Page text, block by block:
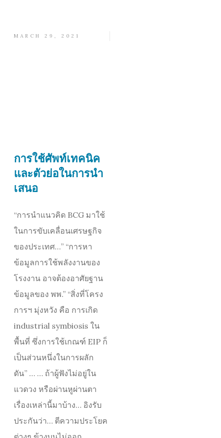
MARCH 29, 2021
การใช้ศัพท์เทคนิค
และตัวย่อในการนำ
เสนอ
“การนำแนวคิด BCG มาใช้
ในการขับเคลื่อนเศรษฐกิจ
ของประเทศ…” “การหา
ข้อมูลการใช้พลังงานของ
โรงงาน อาจต้องอาศัยฐาน
ข้อมูลของ พพ.” “สิ่งที่โครง
การฯ มุ่งหวัง คือ การเกิด
industrial symbiosis ใน
พื้นที่ ซึ่งการใช้เกณฑ์ EIP ก็
เป็นส่วนหนึ่งในการผลัก
ดัน” … … ถ้าผู้ฟังไม่อยู่ใน
แวดวง หรือผ่านหูผ่านตา
เรื่องเหล่านี้มาบ้าง… อิงรับ
ประกันว่า… ตีความประโยค